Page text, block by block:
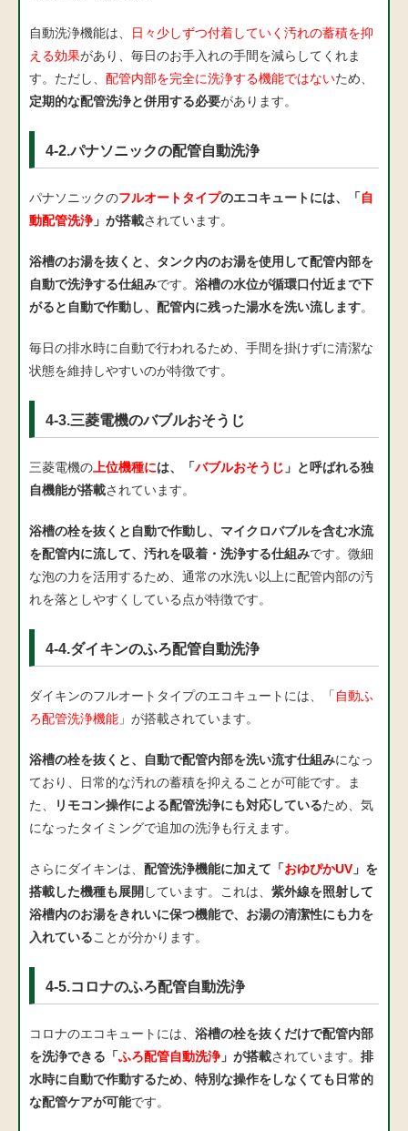
自動洗浄機能は、
日々少しずつ付着していく汚れの蓄積を抑
える効果があり、毎日のお手入れの手間を減らしてくれま
す。ただし、 配管内部を完全に洗浄する機能ではないため、
定期的な配管洗浄と併用する必要があります。
4-2.パナソニックの配管自動洗浄
パナソニックのフルオートタイプのエコキュートには、「自
動配管洗浄」が搭載されています。
浴槽のお湯を抜くと、タンク内のお湯を使用して配管内部を
自動で洗浄する仕組みです。 浴槽の水位が循環口付近まで下
がると自動で作動し、配管内に残った湯水を洗い流します。
毎日の排水時に自動で行われるため、手間を掛けずに清潔な
状態を維持しやすいのが特徴です。
4-3.三菱電機のバブルおそうじ
三菱電機の 上位機種には、「バブルおそうじ 」と呼ばれる独
自機能が搭載されています。
浴槽の栓を抜くと自動で作動し、マイクロバブルを含む水流
を配管内に流して、汚れを吸着・洗浄する仕組みです。微細
な泡の力を活用するため、通常の水洗い以上に配管内部の汚
れを落としやすくしている点が特徴です。
4-4.ダイキンのふろ配管自動洗浄
ダイキンのフルオートタイプのエコキュートには、「自動ふ
ろ配管洗浄機能 」が搭載されています。
浴槽の栓を抜くと、自動で配管内部を洗い流す仕組みになっ
ており、日常的な汚れの蓄積を抑えることが可能です。ま
た、
リモコン操作による配管洗浄にも対応しているため、気
になったタイミングで追加の洗浄も行えます。
さらにダイキンは、 配管洗浄機能に加えて「おゆぴかUV 」を
搭載した機種も展開しています。これは、 紫外線を照射して
浴槽内のお湯をきれいに保つ機能で、お湯の清潔性にも力を
入れていることが分かります。
4-5.コロナのふろ配管自動洗浄
コロナのエコキュートには、 浴槽の栓を抜くだけで配管内部
を洗浄できる「ふろ配管自動洗浄」が搭載されています。 排
水時に自動で作動するため、特別な操作をしなくても日常的
な配管ケアが可能です。